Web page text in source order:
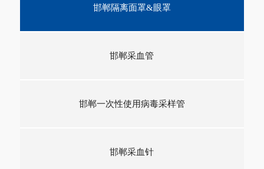
邯郸隔离面罩&眼罩
邯郸采血管
邯郸一次性使用病毒采样管
邯郸采血针